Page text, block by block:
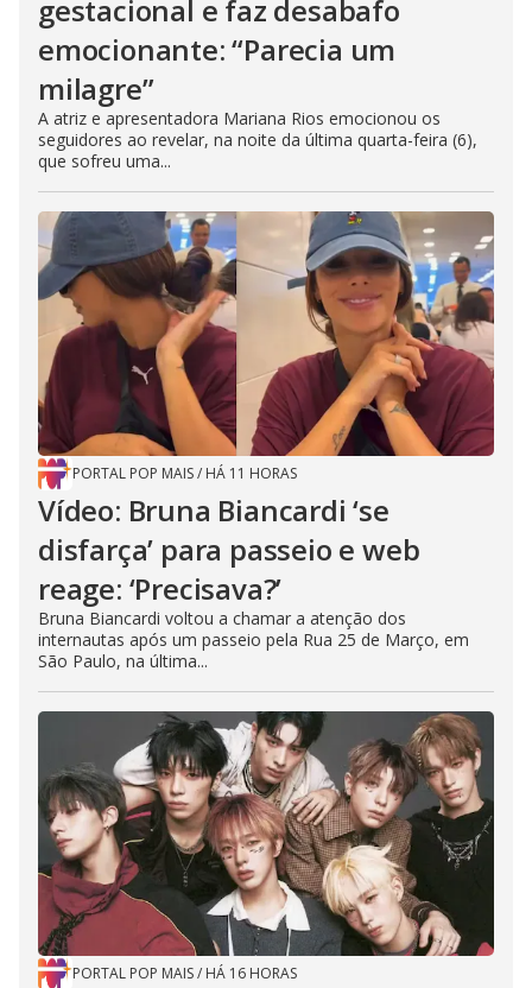
gestacional e faz desabafo
emocionante: “Parecia um
milagre”
A atriz e apresentadora Mariana Rios emocionou os
seguidores ao revelar, na noite da última quarta-feira (6),
que sofreu uma...
PORTAL POP MAIS/ HÁ 11 HORAS
Vídeo: Bruna Biancardi ‘se
disfarça’ para passeio e web
reage: ‘Precisava?’
Bruna Biancardi voltou a chamar a atenção dos
internautas após um passeio pela Rua 25 de Março, em
São Paulo, na última...
PORTAL POP MAIS/ HÁ 16 HORAS